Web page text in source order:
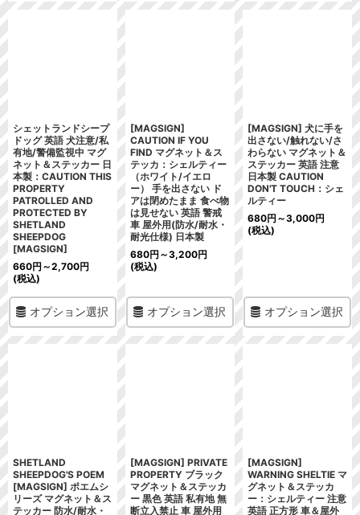
シェットランドシープ
ドッグ 英語 犬注意/私
有地/警備監視中 マグ
ネット＆ステッカー 日
本製：CAUTION THIS
PROPERTY
PATROLLED AND
PROTECTED BY
SHETLAND
SHEEPDOG
[MAGSIGN]
660円 ～2,700円
(税込)
オプション選択
[MAGSIGN]
CAUTION IF YOU
FIND マグネット＆ス
テッカ：シェルティー
（ホワイト/イエロ
ー） 手を出さない ド
アは閉めたまま 食べ物
は見せない 英語 警戒
車 屋外用(防水/耐水・
耐光仕様) 日本製
680円 ～3,200円
(税込)
オプション選択
[MAGSIGN] 犬に手を
出さない/触れない/さ
わらない マグネット＆
ステッカー 英語 注意
日本製 CAUTION
DON'T TOUCH：シェ
ルティー
680円 ～3,000円
(税込)
オプション選択
SHETLAND
SHEEPDOG'S POEM
[MAGSIGN] ポエムシ
リーズ マグネット＆ス
テッカー 防水/耐水・
[MAGSIGN] PRIVATE
PROPERTY ブラック
マグネット＆ステッカ
ー 黒色 英語 私有地 無
断立入禁止 車 屋外用
[MAGSIGN]
WARNING SHELTIE マ
グネット＆ステッカ
ー：シェルティー 注意
英語 正方形 車＆屋外